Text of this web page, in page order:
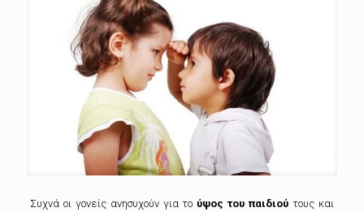
Συχνά οι γονείς ανησυχούν για το ύψος του παιδιού τους και